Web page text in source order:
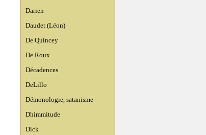
Darien
Daudet (Léon)
De Quincey
De Roux
Décadences
DeLillo
Démonologie, satanisme
Dhimmitude
Dick